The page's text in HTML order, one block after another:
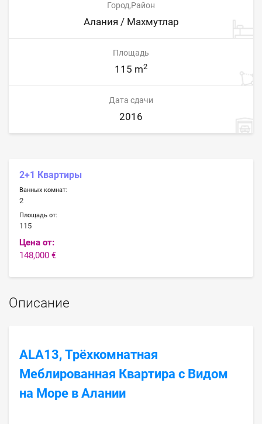
Город,Район
Алания / Махмутлар
Площадь
115 m2
Дата сдачи
2016
2+1 Квартиры
Ванных комнат:
2
Площадь от:
115
Цена от:
148,000 €
Описание
ALA13, Трёхкомнатная
Меблированная Квартира с Видом
на Море в Алании